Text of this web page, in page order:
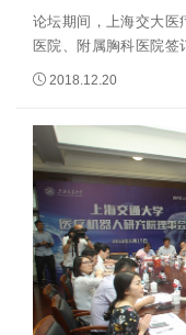
论坛期间，上海交大医
医院、附属胸科医院签
机器人研究院同时还与
精准医疗，发展个性化
医疗机器人专家还分享
2018.12.20